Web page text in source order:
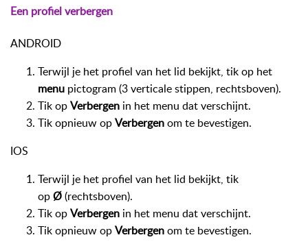
Een profiel verbergen
ANDROID
Terwijl je het profiel van het lid bekijkt, tik op het
menu pictogram (3 verticale stippen, rechtsboven).
Tik opVerbergen in het menu dat verschijnt.
Tik opnieuw opVerbergenom te bevestigen.
IOS
Terwijl je het profiel van het lid bekijkt, tik
opØ(rechtsboven).
Tik opVerbergen in het menu dat verschijnt.
Tik opnieuw opVerbergenom te bevestigen.